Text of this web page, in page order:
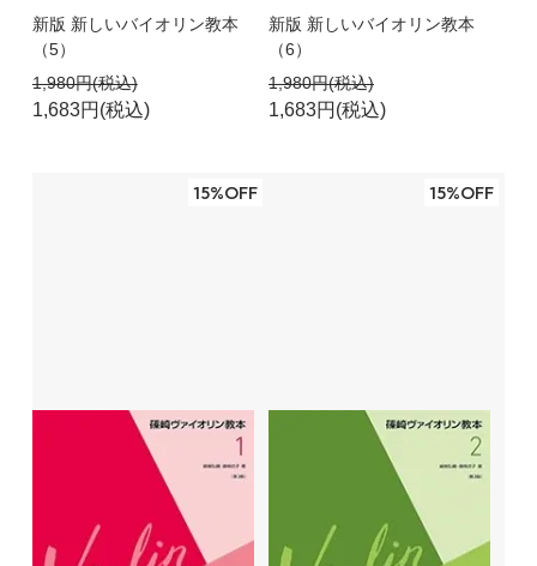
新版 新しいバイオリン教本
（5）
1,980円(税込)
1,683円(税込)
新版 新しいバイオリン教本
（6）
1,980円(税込)
1,683円(税込)
15%OFF 15%OFF